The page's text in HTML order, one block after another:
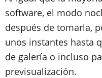
software, el modo
después de tomarla,
unos instantes hasta
de galería o incluso
previsualización.